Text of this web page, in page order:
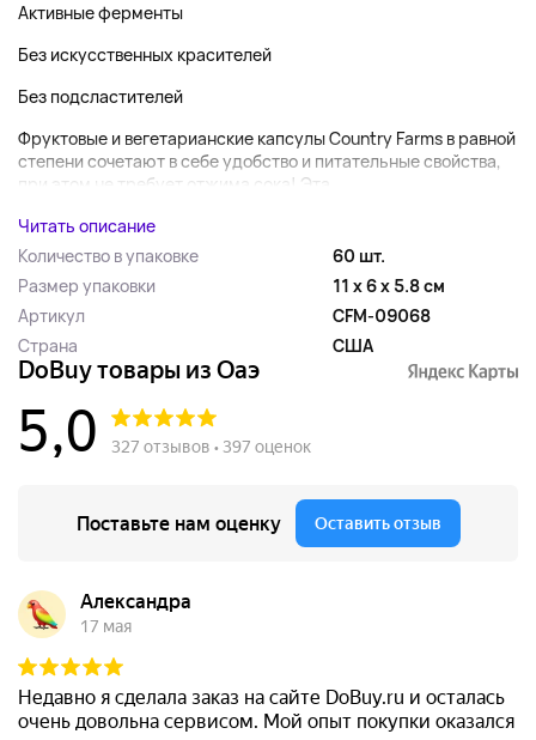
Активные ферменты
Без искусственных красителей
Без подсластителей
Фруктовые и вегетарианские капсулы Country Farms в равной
степени сочетают в себе удобство и питательные свойства,
при этом не требует отжима сока! Эта...
Читать описание
Количество в упаковке
60 шт.
Размер упаковки
11 x 6 x 5.8 см
Артикул
CFM-09068
Страна
США